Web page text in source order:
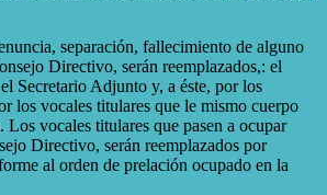
separación, fallecimiento de alguno
Directivo, serán reemplazados,: el
Secretario Adjunto y, a éste, por los
los vocales titulares que le mismo cuerpo
Los vocales titulares que pasen a ocupar
Directivo, serán reemplazados por
al orden de prelación ocupado en la